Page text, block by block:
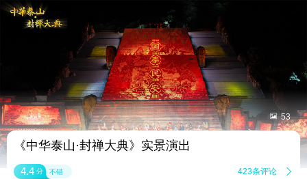
 53
《中华泰山·封禅大典》实景演出
4.4 分 不错 423条评论 
